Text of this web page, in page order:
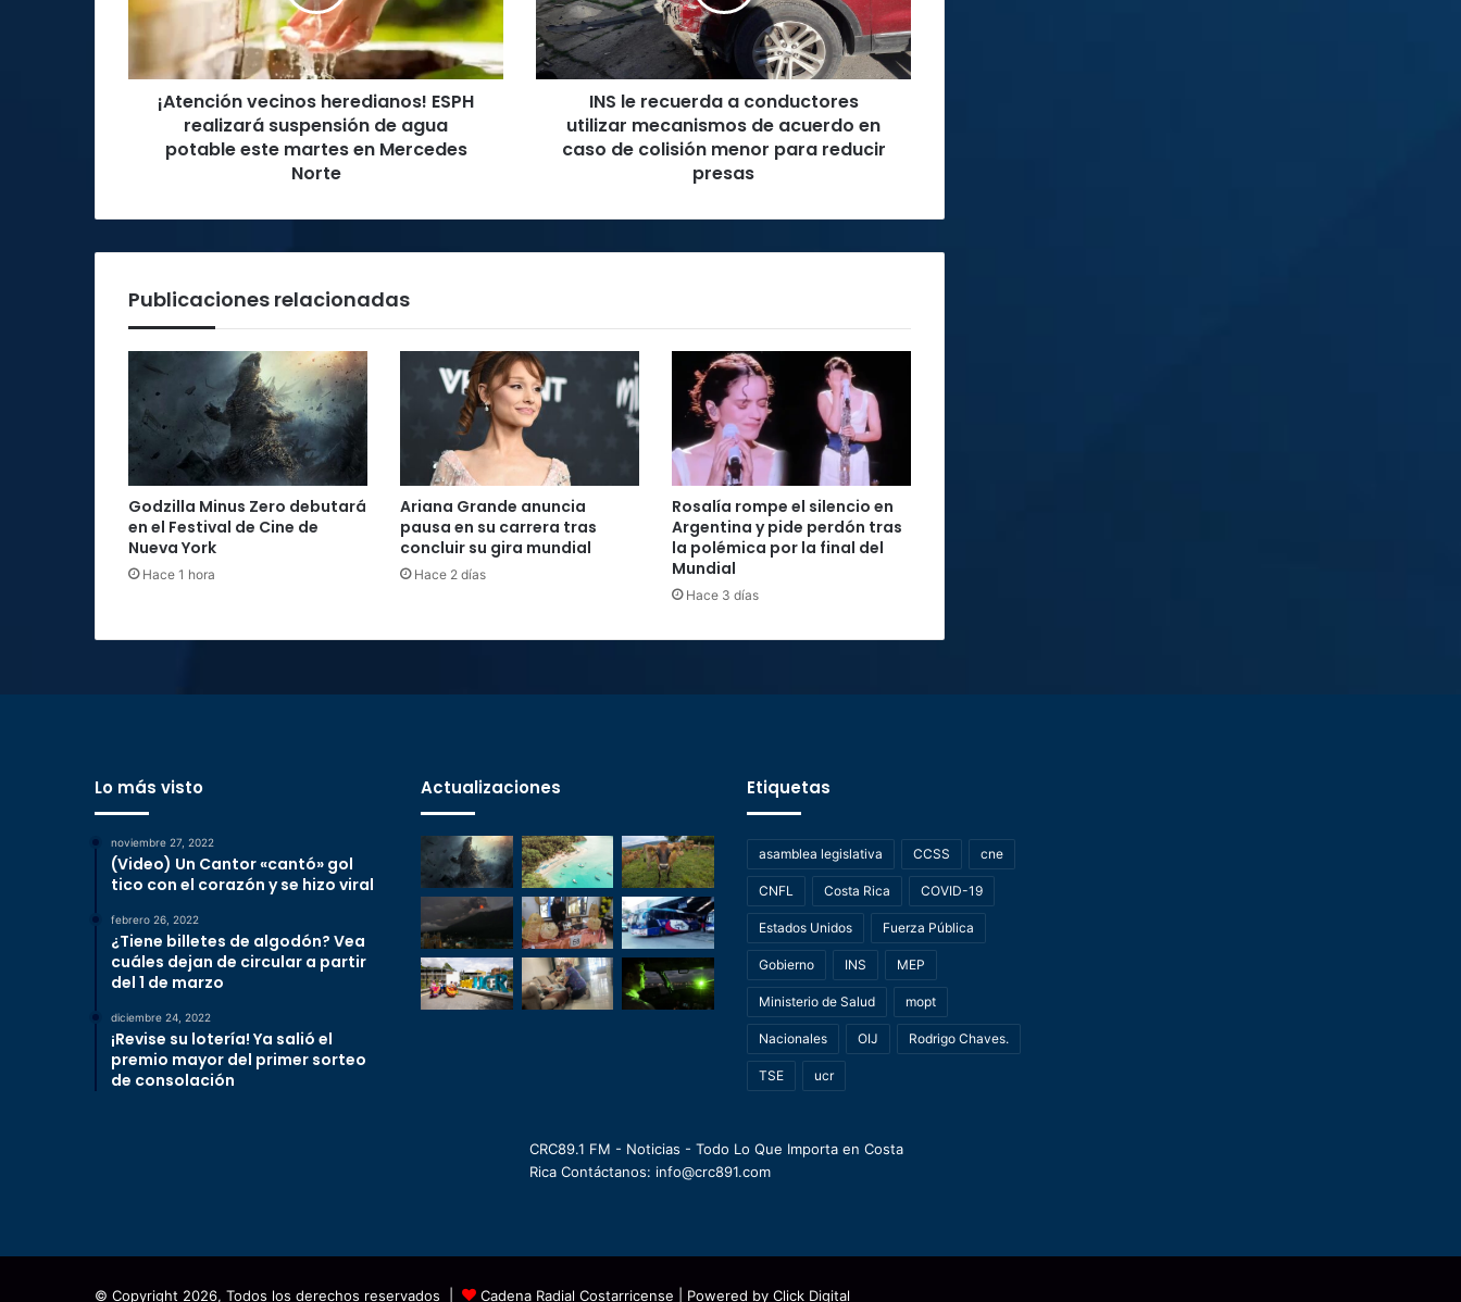
suspensión
de
potable
¡Atención vecinos heredianos! ESPH
realizará suspensión de agua
potable este martes en Mercedes
Norte
utilizar
mecanismos
de
acuerdo
presas
INS le recuerda a conductores
utilizar mecanismos de acuerdo en
caso de colisión menor para reducir
presas
Publicaciones relacionadas
Godzilla Minus Zero debutará
en el Festival de Cine de
Nueva York
Hace 1 hora
Ariana Grande anuncia
pausa en su carrera tras
concluir su gira mundial
Hace 2 días
Rosalía rompe el silencio en
Argentina y pide perdón tras
la polémica por la final del
Mundial
Hace 3 días
Lo más visto
noviembre 27, 2022
(Video) Un Cantor «cantó» gol
tico con el corazón y se hizo viral
febrero 26, 2022
¿Tiene billetes de algodón? Vea
cuáles dejan de circular a partir
del 1 de marzo
diciembre 24, 2022
¡Revise su lotería! Ya salió el
premio mayor del primer sorteo
de consolación
Actualizaciones Etiquetas
asamblea legislativa CCSS cne
CNFL Costa Rica COVID-19
Estados Unidos Fuerza Pública
Gobierno INS MEP
Ministerio de Salud mopt
Nacionales OIJ Rodrigo Chaves.
TSE ucr
CRC89.1 FM - Noticias - Todo Lo Que Importa en Costa
Rica Contáctanos: info@crc891.com
© Copyright 2026, Todos los derechos reservados | Cadena Radial Costarricense | Powered by Click Digital